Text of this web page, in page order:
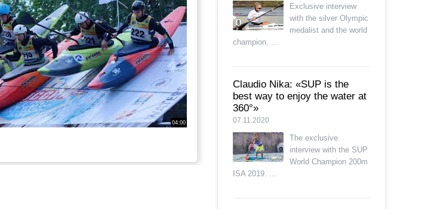
04:00
Exclusive interview
with the silver Olympic
medalist and the world
champion. ...
Claudio Nika: «SUP is the
best way to enjoy the water at
360°»
07.11.2020
The exclusive
interview with the SUP
World Champion 200m
ISA 2019. ...